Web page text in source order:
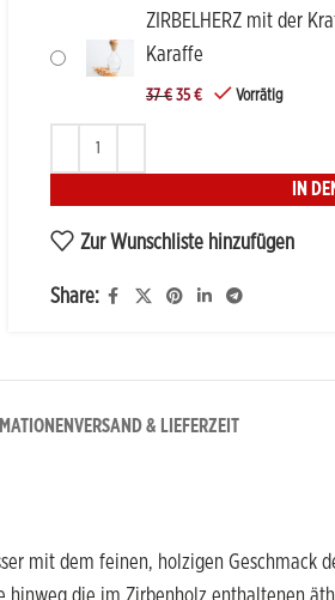
ZIRBELHERZ mit der
Karaffe
37€ 35 € Vorrätig
IN
Zur Wunschliste hinzufügen
Share:
VERSAND & LIEFERZEIT
mit dem feinen, holzigen Geschmack